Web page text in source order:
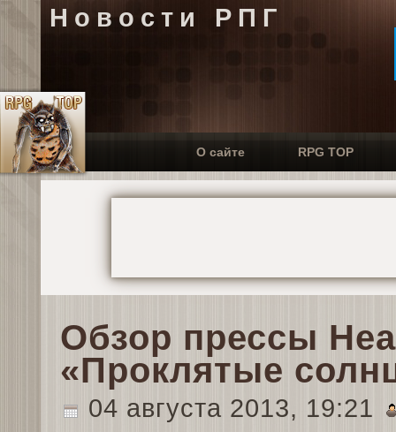
Новости РПГ
О сайте RPG TOP
Обзор прессы
«Проклятые
04 августа 2013, 19:21